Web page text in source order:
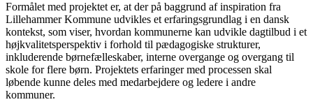
Formålet med projektet er, at der på baggrund af inspiration fra
Lillehammer Kommune udvikles et erfaringsgrundlag i en dansk
kontekst, som viser, hvordan kommunerne kan udvikle dagtilbud i et
højkvalitetsperspektiv i forhold til pædagogiske strukturer,
inkluderende børnefælleskaber, interne overgange og overgang til
skole for flere børn. Projektets erfaringer med processen skal
løbende kunne deles med medarbejdere og ledere i andre
kommuner.